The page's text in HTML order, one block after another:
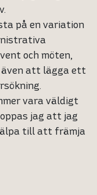
på en variation
och möten,
även att lägga ett
vara väldigt
jag att jag
till att främja